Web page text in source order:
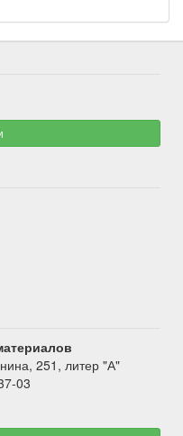
251, литер "А"
03